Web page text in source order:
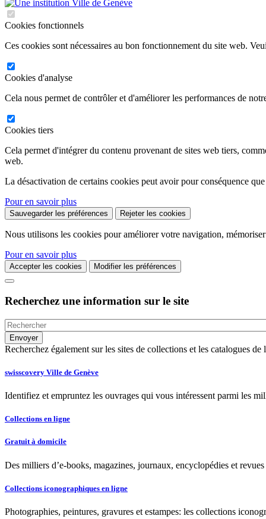
Cookies fonctionnels
Ces cookies sont nécessaires au bon fonctionnement du site web.
Cookies d'analyse
Cela nous permet de contrôler et d'améliorer les performances de
Cookies tiers
Cela permet d'intégrer du contenu provenant de sites web tiers,
web.
La désactivation de certains cookies peut avoir pour conséquence
Pour en savoir plus
Sauvegarder les préférences Rejeter les cookies
Nous utilisons les cookies pour améliorer votre navigation,
Pour en savoir plus
Accepter les cookies Modifier les préférences
Recherchez une information sur le site
Recherchez également sur les sites de collections et les catalogues
swisscovery Ville de Genève
Identifiez et empruntez les ouvrages qui vous intéressent parmi les
Collections en ligne
Gratuit à domicile
Des milliers d’e-books, magazines, journaux, encyclopédies et
Collections iconographiques en ligne
Photographies, peintures, gravures et estampes: les collections